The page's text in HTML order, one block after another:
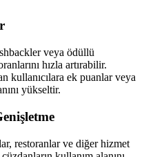
veya ödüllü
hızla artırabilir.
kullanıcılara ek puanlar veya
yükseltir.
restoranlar ve diğer hizmet